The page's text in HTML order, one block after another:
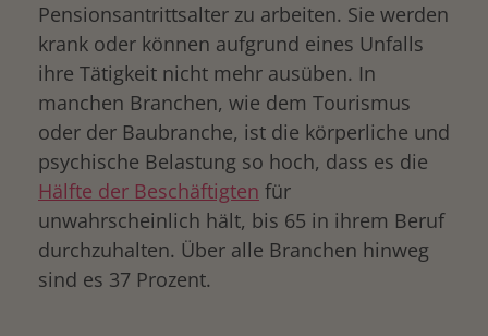
Pensionsantrittsalter zu arbeiten. Sie werden
krank oder können aufgrund eines Unfalls
ihre Tätigkeit nicht mehr ausüben. In
manchen Branchen, wie dem Tourismus
oder der Baubranche, ist die körperliche und
psychische Belastung so hoch, dass es die
Hälfte der Beschäftigten für
unwahrscheinlich hält, bis 65 in ihrem Beruf
durchzuhalten. Über alle Branchen hinweg
sind es 37 Prozent.